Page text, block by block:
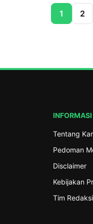
1 2
INFORMASI
Tentang
Pedoman
Disclaimer
Kebijakan
Tim Redaksi